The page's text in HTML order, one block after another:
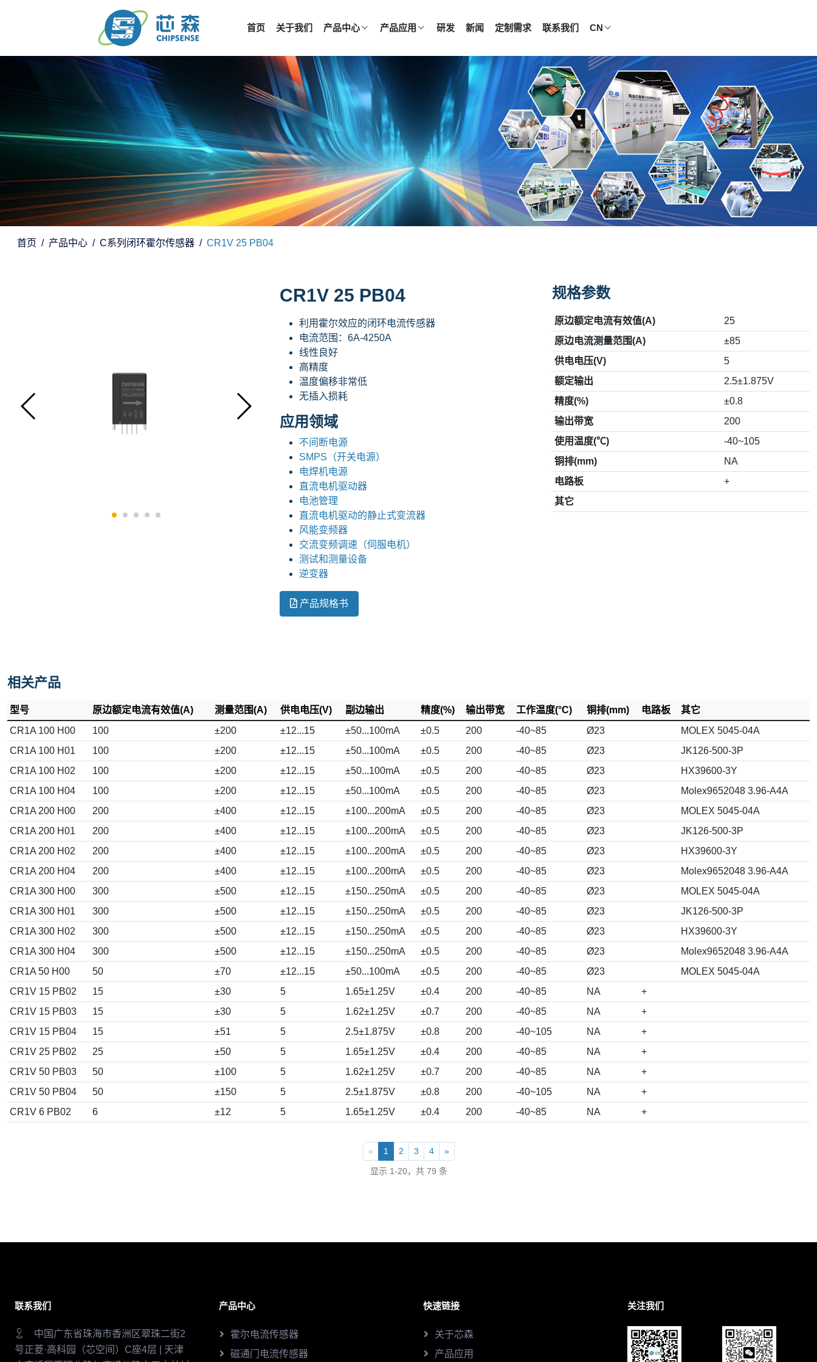
首页 关于我们 产品中心 产品应用 研发 新闻 定制需求 联系我们 CN
首页 产品中心 C系列闭环霍尔传感器 CR1V 25 PB04
CR1V 25 PB04
利用霍尔效应的闭环电流传感器
电流范围：6A-4250A
线性良好
高精度
温度偏移非常低
无插入损耗
应用领域
不间断电源
SMPS（开关电源）
电焊机电源
直流电机驱动器
电池管理
直流电机驱动的静止式变流器
风能变频器
交流变频调速（伺服电机）
测试和测量设备
逆变器
产品规格书
规格参数
原边额定电流有效值(A)
25
原边电流测量范围(A)
±85
供电电压(V)
5
额定输出
2.5±1.875V
精度(%)
±0.8
输出带宽
200
使用温度(℃)
-40~105
铜排(mm)
NA
电路板
+
其它
相关产品
型号 原边额定电流有效值(A) 测量范围(A) 供电电压(V) 副边输出 精度(%) 输出带宽 工作温度(°C) 铜排(mm) 电路板
其它
CR1A 100 H00
100 ±200 ±12...15 ±50...100mA ±0.5 200 -40~85 Ø23
MOLEX 5045-04A
CR1A 100 H01
100 ±200 ±12...15 ±50...100mA ±0.5 200 -40~85 Ø23
JK126-500-3P
CR1A 100 H02
100 ±200 ±12...15 ±50...100mA ±0.5 200 -40~85 Ø23
HX39600-3Y
CR1A 100 H04
100 ±200 ±12...15 ±50...100mA ±0.5 200 -40~85 Ø23
Molex9652048 3.96-A4A
CR1A 200 H00
200 ±400 ±12...15 ±100...200mA ±0.5 200 -40~85 Ø23
MOLEX 5045-04A
CR1A 200 H01
200 ±400 ±12...15 ±100...200mA ±0.5 200 -40~85 Ø23
JK126-500-3P
CR1A 200 H02
200 ±400 ±12...15 ±100...200mA ±0.5 200 -40~85 Ø23
HX39600-3Y
CR1A 200 H04
200 ±400 ±12...15 ±100...200mA ±0.5 200 -40~85 Ø23
Molex9652048 3.96-A4A
CR1A 300 H00
300 ±500 ±12...15 ±150...250mA ±0.5 200 -40~85 Ø23
MOLEX 5045-04A
CR1A 300 H01
300 ±500 ±12...15 ±150...250mA ±0.5 200 -40~85 Ø23
JK126-500-3P
CR1A 300 H02
300 ±500 ±12...15 ±150...250mA ±0.5 200 -40~85 Ø23
HX39600-3Y
CR1A 300 H04
300 ±500 ±12...15 ±150...250mA ±0.5 200 -40~85 Ø23
Molex9652048 3.96-A4A
CR1A 50 H00
50 ±70 ±12...15 ±50...100mA ±0.5 200 -40~85 Ø23
MOLEX 5045-04A
CR1V 15 PB02
15 ±30 5 1.65±1.25V ±0.4 200 -40~85 NA
+
CR1V 15 PB03
15 ±30 5 1.62±1.25V ±0.7 200 -40~85 NA
+
CR1V 15 PB04
15 ±51 5 2.5±1.875V ±0.8 200 -40~105 NA
+
CR1V 25 PB02
25 ±50 5 1.65±1.25V ±0.4 200 -40~85 NA
+
CR1V 50 PB03
50 ±100 5 1.62±1.25V ±0.7 200 -40~85 NA
+
CR1V 50 PB04
50 ±150 5 2.5±1.875V ±0.8 200 -40~105 NA
+
CR1V 6 PB02
6 ±12 5 1.65±1.25V ±0.4 200 -40~85 NA +
« 1 2 3 4 »
显示 1-20，共 79 条
联系我们
中国广东省珠海市香洲区翠珠二街2
号正菱·高科园（芯空间）C座4层 | 天津
产品中心
霍尔电流传感器
磁通门电流传感器
快速链接
关于芯森
产品应用
关注我们